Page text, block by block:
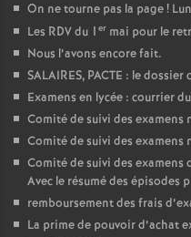
On ne tourne pas la page!
Les RDV du 1 er mai pour le
Nous l’avons encore fait.
SALAIRES, PACTE : le dossier
Examens en lycée : courrier
Comité de suivi des examens
Comité de suivi des examens
Comité de suivi des examens
Avec le résumé des épisodes
remboursement des frais
La prime de pouvoir d’achat